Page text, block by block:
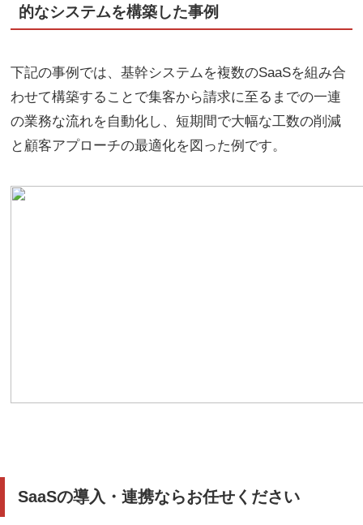
的なシステムを構築した事例
下記の事例では、基幹システムを複数のSaaSを組み合
わせて構築することで集客から請求に至るまでの一連
の業務な流れを自動化し、短期間で大幅な工数の削減
と顧客アプローチの最適化を図った例です。
SaaSの導入・連携ならお任せください